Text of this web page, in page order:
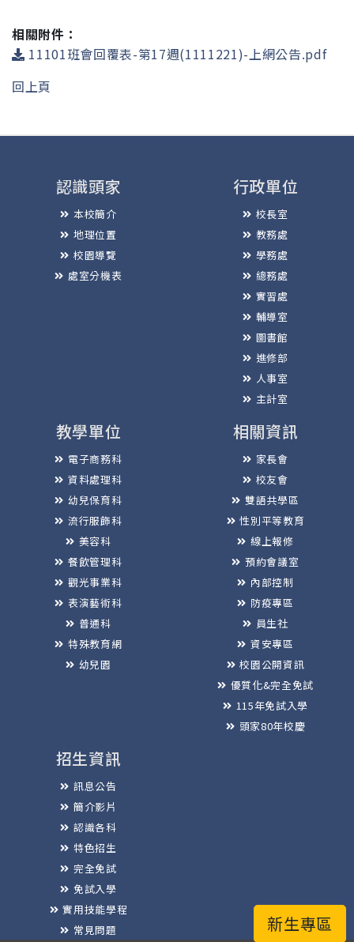
相關附件：
11101班會回覆表-第17週(1111221)-上網公告.pdf
回上頁
新生專區
認識頭家
本校簡介
地理位置
校園導覽
處室分機表
行政單位
校長室
教務處
學務處
總務處
實習處
輔導室
圖書館
進修部
人事室
主計室
教學單位
電子商務科
資料處理科
幼兒保育科
流行服飾科
美容科
餐飲管理科
觀光事業科
表演藝術科
普通科
特殊教育網
幼兒園
相關資訊
家長會
校友會
雙語共學區
性別平等教育
線上報修
預約會議室
內部控制
防疫專區
員生社
資安專區
校園公開資訊
優質化&完全免試
115年免試入學
頭家80年校慶
招生資訊
訊息公告
簡介影片
認識各科
特色招生
完全免試
免試入學
實用技能學程
常見問題